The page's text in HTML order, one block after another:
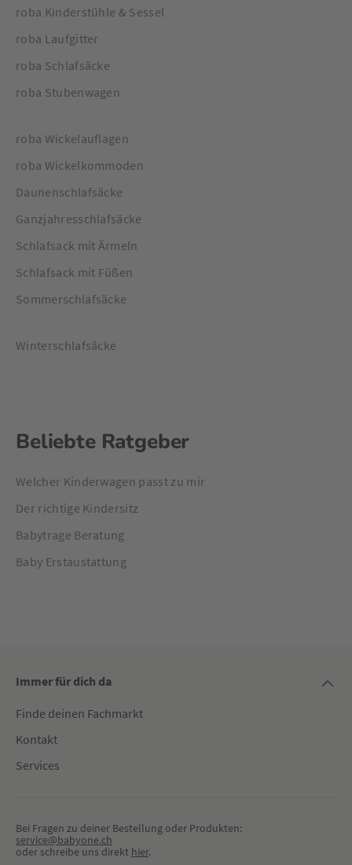
roba Kinderstühle & Sessel
roba Laufgitter
roba Schlafsäcke
roba Stubenwagen
roba Wickelauflagen
roba Wickelkommoden
Daunenschlafsäcke
Ganzjahresschlafsäcke
Schlafsack mit Ärmeln
Schlafsack mit Füßen
Sommerschlafsäcke
Winterschlafsäcke
Beliebte Ratgeber
Welcher Kinderwagen passt zu mir
Der richtige Kindersitz
Babytrage Beratung
Baby Erstaustattung
Immer für dich da
Finde deinen Fachmarkt
Kontakt
Services
Bei Fragen zu deiner Bestellung oder Produkten:
service@babyone.ch
oder schreibe uns direkt hier.